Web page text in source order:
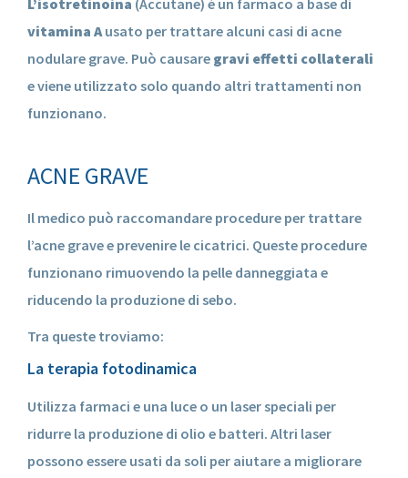
L’isotretinoina (Accutane) è un farmaco a base di
vitamina Ausato per trattare alcuni casi di acne
nodulare grave. Può causare gravi effetti collaterali
e viene utilizzato solo quando altri trattamenti non
funzionano.
ACNE GRAVE
Il medico può raccomandare procedure per trattare
l’acne grave e prevenire le cicatrici. Queste procedure
funzionano rimuovendo la pelle danneggiata e
riducendo la produzione di sebo.
Tra queste troviamo:
La terapia fotodinamica
Utilizza farmaci e una luce o un laser speciali per
ridurre la produzione di olio e batteri. Altri laser
possono essere usati da soli per aiutare a migliorare